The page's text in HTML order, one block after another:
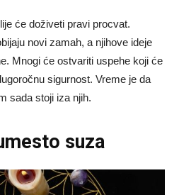
će doživeti pravi procvat.
novi zamah, a njihove ideje
Mnogi će ostvariti uspehe koji će
sigurnost. Vreme je da
sada stoji iza njih.
suza